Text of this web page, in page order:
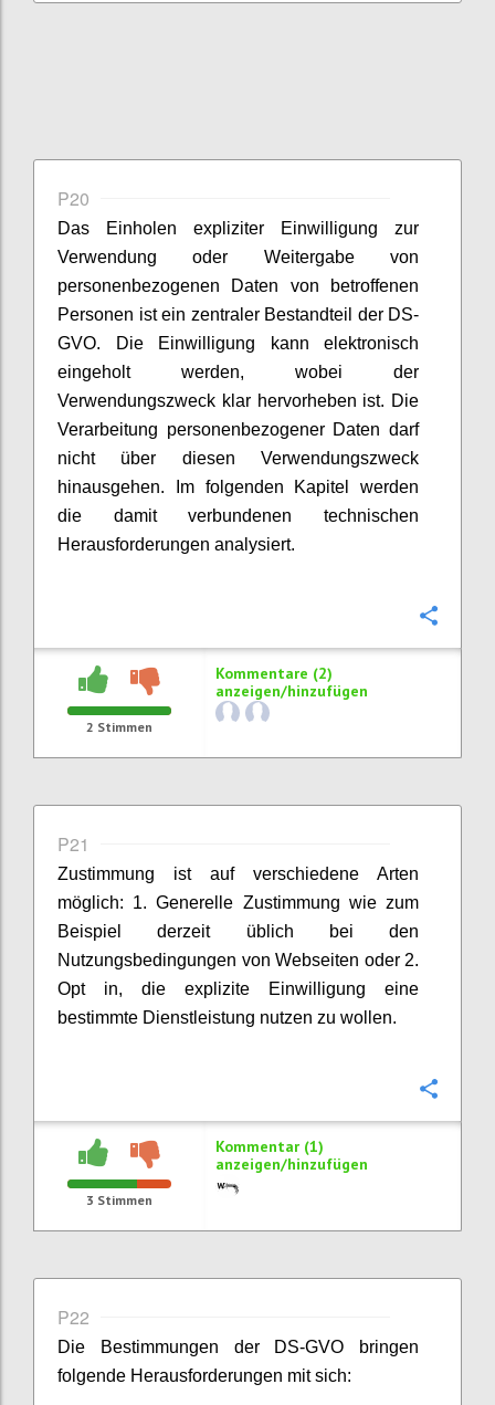
P20
Das Einholen expliziter Einwilligung zur
Verwendung oder Weitergabe von
personenbezogenen Daten von betroffenen
Personen ist ein zentraler Bestandteil der DS-
GVO. Die Einwilligung kann elektronisch
eingeholt werden, wobei der
Verwendungszweck klar hervorheben ist. Die
Verarbeitung personenbezogener Daten darf
nicht über diesen Verwendungszweck
hinausgehen. Im folgenden Kapitel werden
die damit verbundenen technischen
Herausforderungen analysiert.
2 Stimmen
Kommentare (2)
anzeigen/hinzufügen
P21
Zustimmung ist auf verschiedene Arten
möglich: 1. Generelle Zustimmung wie zum
Beispiel derzeit üblich bei den
Nutzungsbedingungen von Webseiten oder 2.
Opt in, die explizite Einwilligung eine
bestimmte Dienstleistung nutzen zu wollen.
3 Stimmen
Kommentar (1)
anzeigen/hinzufügen
P22
Die Bestimmungen der DS-GVO bringen
folgende Herausforderungen mit sich: